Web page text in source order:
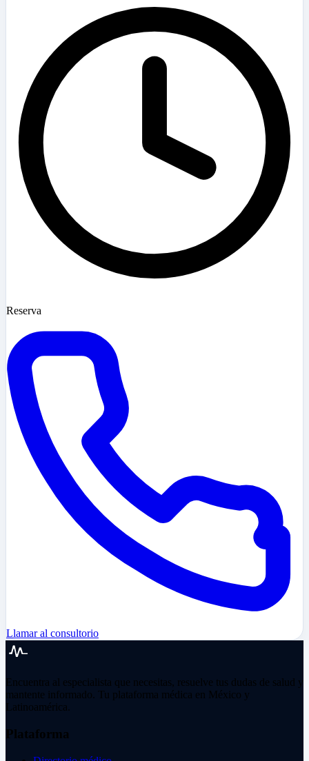
Reserva
Llamar al consultorio
Encuentra al especialista que necesitas, resuelve tus dudas de salud y
mantente informado. Tu plataforma médica en México y
Latinoamérica.
Plataforma